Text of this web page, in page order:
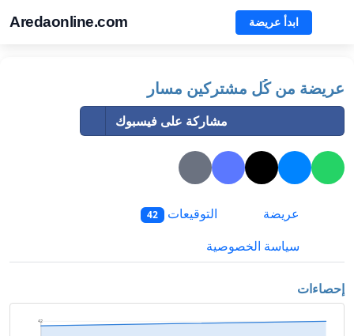
Aredaonline.com ابدأ عريضة
عريضة من كُل مشتركين مسار
مشاركة على فيسبوك
عريضة التوقيعات 42
سياسة الخصوصية
إحصاءات
42